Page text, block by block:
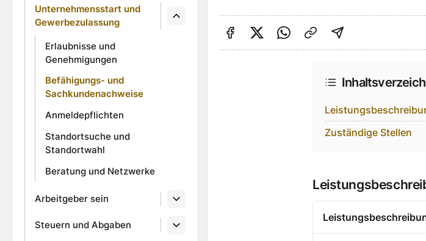
Unternehmensstart und
Gewerbezulassung
Erlaubnisse und
Genehmigungen
Befähigungs- und
Sachkundenachweise
Anmeldepflichten
Standortsuche und
Standortwahl
Beratung und Netzwerke
Arbeitgeber sein
Steuern und Abgaben
Auf Facebook teilen
Auf Twitter teilen
Per Link teilen
shareViaEmail
Zuständige Stellen